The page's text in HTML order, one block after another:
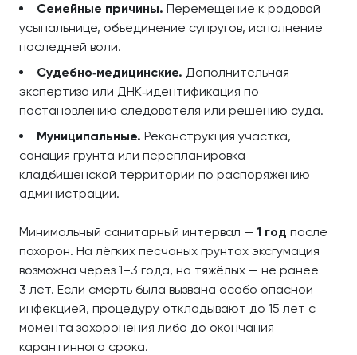
Семейные причины. Перемещение к родовой
усыпальнице, объединение супругов, исполнение
последней воли.
Судебно‑медицинские. Дополнительная
экспертиза или ДНК‑идентификация по
постановлению следователя или решению суда.
Муниципальные. Реконструкция участка,
санация грунта или перепланировка
кладбищенской территории по распоряжению
администрации.
Минимальный санитарный интервал — 1 год после
похорон. На лёгких песчаных грунтах эксгумация
возможна через 1–3 года, на тяжёлых — не ранее
3 лет. Если смерть была вызвана особо опасной
инфекцией, процедуру откладывают до 15 лет с
момента захоронения либо до окончания
карантинного срока.